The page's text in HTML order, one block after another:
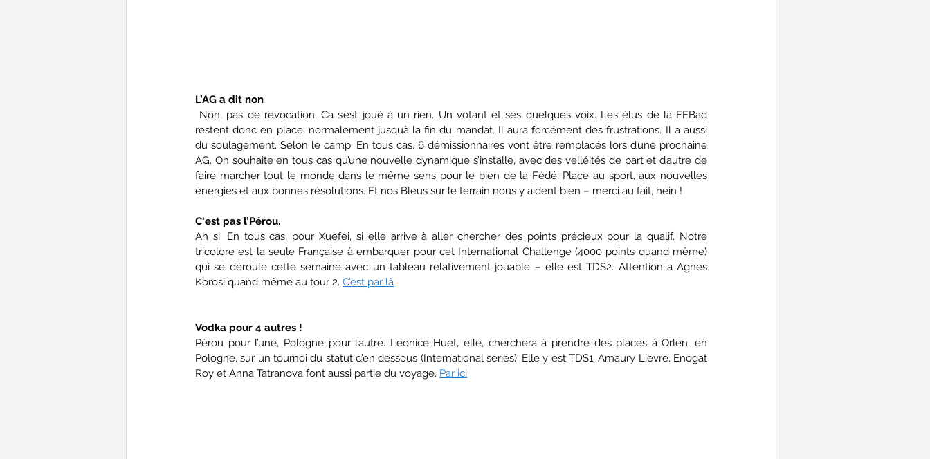
L’AG a dit non
restent donc en place, normalement jusquà la fin du mandat. Il aura forcément des frustrations. Il a aussi
du soulagement. Selon le camp. En tous cas, 6 démissionnaires vont être remplacés lors d’une prochaine
AG. On souhaite en tous cas qu’une nouvelle dynamique s’installe, avec des velléités de part et d’autre de
faire marcher tout le monde dans le même sens pour le bien de la Fédé. Place au sport, aux nouvelles
énergies et aux bonnes résolutions. Et nos Bleus sur le terrain nous y aident bien – merci au fait, hein !
C‘est pas l’Pérou.
Ah si. En tous cas, pour Xuefei, si elle arrive à aller chercher des points précieux pour la qualif. Notre
tricolore est la seule Française à embarquer pour cet International Challenge (4000 points quand même)
qui se déroule cette semaine avec un tableau relativement jouable – elle est TDS2. Attention a Agnes
Korosi quand même au tour 2. C’est par là
Vodka pour 4 autres !
Pérou pour l’une, Pologne pour l’autre. Leonice Huet, elle, cherchera à prendre des places à Orlen, en
Pologne, sur un tournoi du statut d’en dessous (International series). Elle y est TDS1. Amaury Lievre, Enogat
Roy et Anna Tatranova font aussi partie du voyage. Par ici